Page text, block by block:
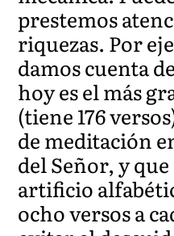
prestemos
riquezas. Por
damos cuenta
hoy es el más
(tiene 176
de meditación
del Señor, y
artificio
ocho versos a